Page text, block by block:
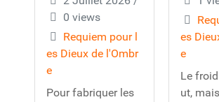
0 views
Requiem pour l
es Dieux de l'Ombr
e
Pour fabriquer les
es
e
Le
ut,